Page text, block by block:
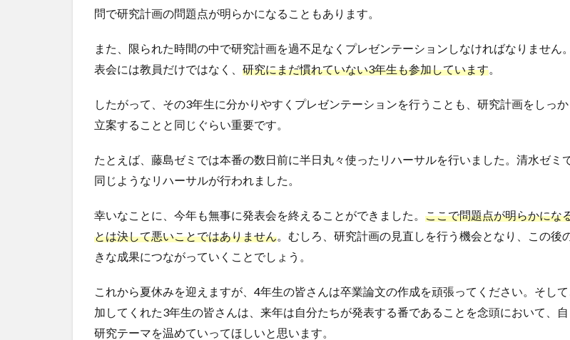
問で研究計画の問題点が明らかになることもあります。
また、限られた時間の中で研究計画を過不足なくプレゼンテーションしなければなりません
表会には教員だけではなく、 研究にまだ慣れていない3年生も参加しています。
したがって、その3年生に分かりやすくプレゼンテーションを行うことも、研究計画をしっか
立案することと同じぐらい重要です。
たとえば、藤島ゼミでは本番の数日前に半日丸々使ったリハーサルを行いました。清水ゼミ
同じようなリハーサルが行われました。
幸いなことに、今年も無事に発表会を終えることができました。 ここで問題点が明らかにな
とは決して悪いことではありません。むしろ、研究計画の見直しを行う機会となり、この後
きな成果につながっていくことでしょう。
これから夏休みを迎えますが、4年生の皆さんは卒業論文の作成を頑張ってください。そし
加してくれた3年生の皆さんは、来年は自分たちが発表する番であることを念頭において、
研究テーマを温めていってほしいと思います。